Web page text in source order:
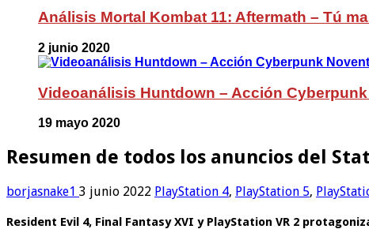
Análisis Mortal Kombat 11: Aftermath – Tú
2 junio 2020
Videoanálisis Huntdown – Acción
19 mayo 2020
Resumen de todos los anuncios del
borjasnake1 3 junio 2022 PlayStation 4, PlayStation 5,
Resident Evil 4, Final Fantasy XVI y PlayStation VR 2